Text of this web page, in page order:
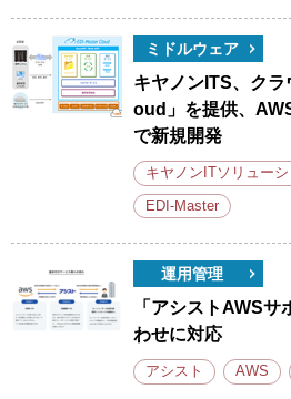
ミドルウェア
キヤノンITS、ク
oud」を提供、
で新規開発
キヤノンITソリュー
EDI-Master
運用管理
「アシストAWS
わせに対応
アシスト AWS